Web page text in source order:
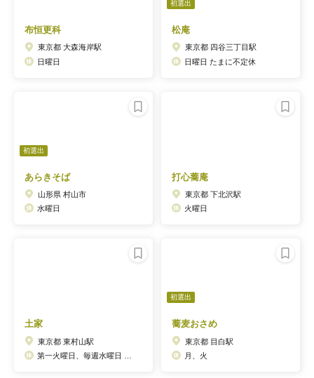
布恒更科
東京都 大森海岸駅
日曜日
初選出
松庵
東京都 四谷三丁目駅
日曜日 たまに不定休
初選出
あらきそば
山形県 村山市
水曜日
打心蕎庵
東京都 下北沢駅
火曜日
土家
東京都 東村山駅
初選出
蕎麦おさめ
東京都 目白駅
月、火